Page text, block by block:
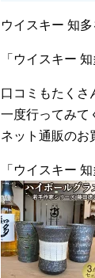
ウイスキー 知
「ウイスキー
口コミもたくさ
一度行ってみて
ネット通販のお
「ウイスキー